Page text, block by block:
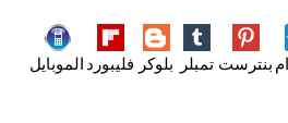
بنترست تمبلر بلوكر فليبورد الموبايل